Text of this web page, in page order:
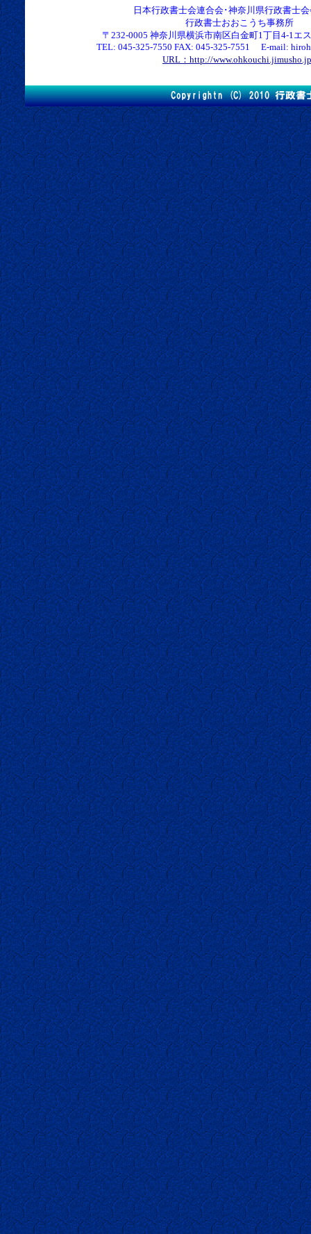
日本行政書士会連合会･神奈川県行政書士
行政書士おおこうち事務所
〒232-0005 神奈川県横浜市南区白金町1丁目4-1エ
TEL: 045-325-7550 FAX: 045-325-7551 E-mail:
URL：http://www.ohkouchi.jimusho.jp